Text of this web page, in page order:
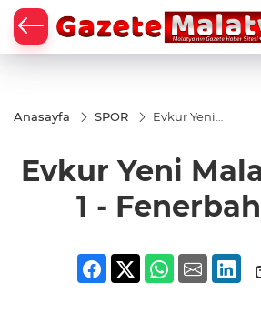
Anasayfa SPOR
Evkur Yeni
Fenerbahçe:
0
Evkur Yeni
1 -